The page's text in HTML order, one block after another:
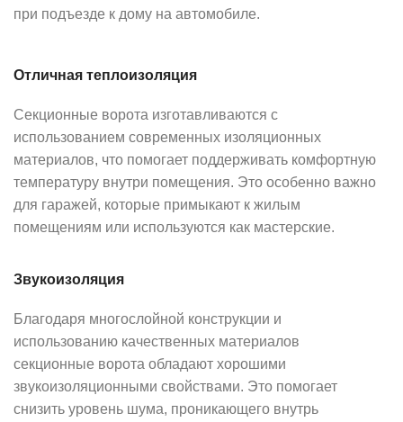
при подъезде к дому на автомобиле.
Отличная теплоизоляция
Секционные ворота изготавливаются с
использованием современных изоляционных
материалов, что помогает поддерживать комфортную
температуру внутри помещения. Это особенно важно
для гаражей, которые примыкают к жилым
помещениям или используются как мастерские.
Звукоизоляция
Благодаря многослойной конструкции и
использованию качественных материалов
секционные ворота обладают хорошими
звукоизоляционными свойствами. Это помогает
снизить уровень шума, проникающего внутрь